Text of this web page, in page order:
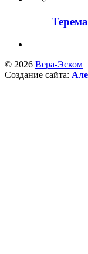
© 2026 Вера-Эском
Создание сайта: